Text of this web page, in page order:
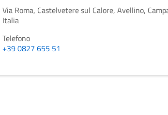
Via Roma, Castelvetere sul Calore, Avellino,
Italia
Telefono
+39 0827 655 51